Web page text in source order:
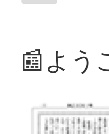
📰よう